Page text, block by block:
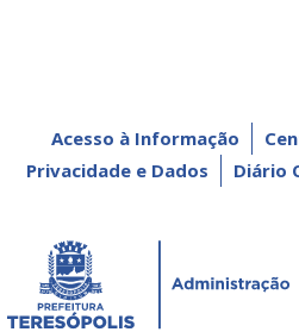
Acesso à Informação
Privacidade e Dados
Diário